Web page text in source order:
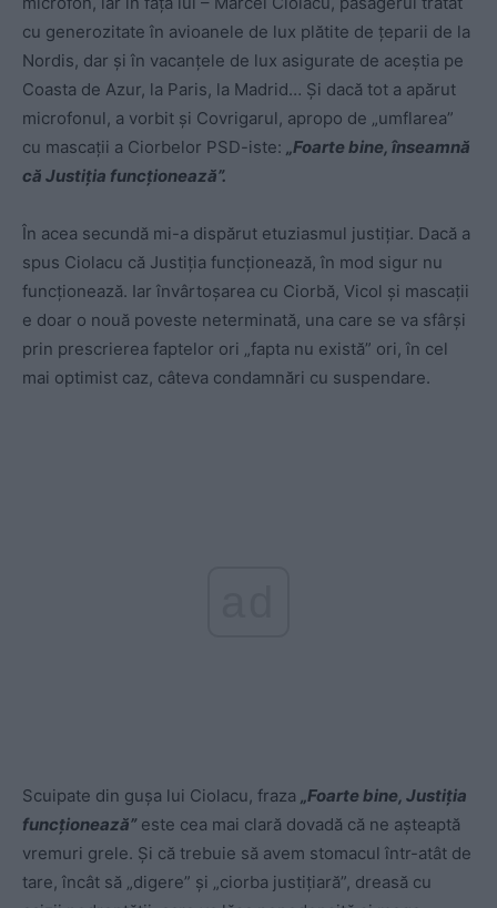
cu generozitate în avioanele de lux plătite de țeparii de la
Nordis, dar și în vacanțele de lux asigurate de aceștia pe
Coasta de Azur, la Paris, la Madrid… Și dacă tot a apărut
microfonul, a vorbit și Covrigarul, apropo de „umflarea”
cu mascații a Ciorbelor PSD-iste: „Foarte bine, înseamnă
că Justiția funcționează”.
În acea secundă mi-a dispărut etuziasmul justițiar. Dacă a
spus Ciolacu că Justiția funcționează, în mod sigur nu
funcționează. Iar învârtoșarea cu Ciorbă, Vicol și mascații
e doar o nouă poveste neterminată, una care se va sfârși
prin prescrierea faptelor ori „fapta nu există” ori, în cel
mai optimist caz, câteva condamnări cu suspendare.
Scuipate din gușa lui Ciolacu, fraza „Foarte bine, Justiția
funcționează”este cea mai clară dovadă că ne așteaptă
vremuri grele. Și că trebuie să avem stomacul într-atât de
tare, încât să „digere” și „ciorba justițiară”, dreasă cu